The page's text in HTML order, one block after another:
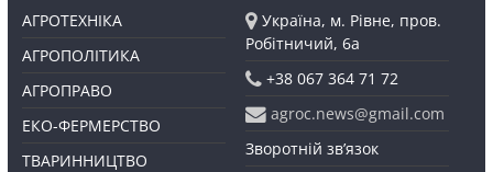
АГРОТЕХНІКА
АГРОПОЛІТИКА
АГРОПРАВО
ЕКО-ФЕРМЕРСТВО
ТВАРИННИЦТВО
Україна, м. Рівне, пров.
Робітничий, 6а
+38 067 364 71 72
agroc.news@gmail.com
Зворотній зв’язок